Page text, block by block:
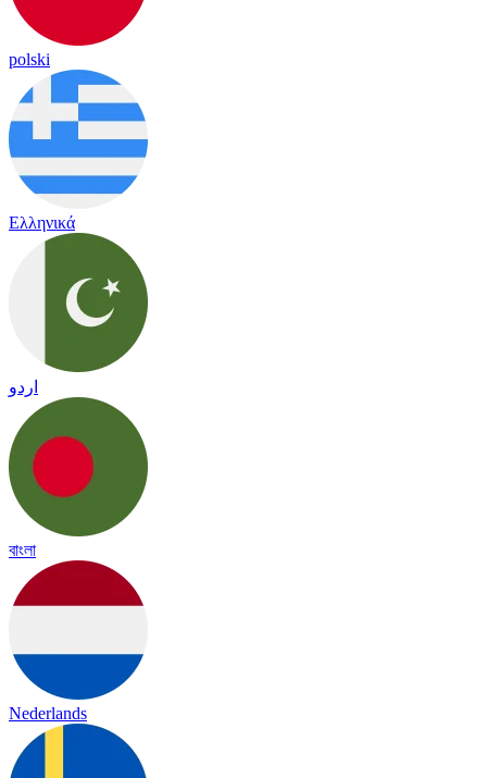
polski
Ελληνικά
اردو
বাংলা
Nederlands